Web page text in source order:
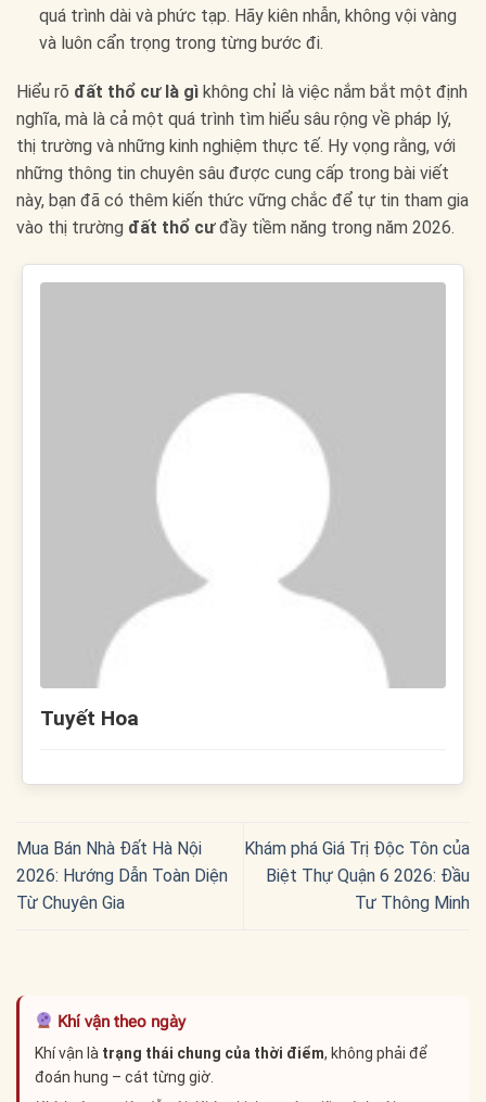
quá trình dài và phức tạp. Hãy kiên nhẫn, không vội vàng
và luôn cẩn trọng trong từng bước đi.
Hiểu rõ đất thổ cư là gì không chỉ là việc nắm bắt một định
nghĩa, mà là cả một quá trình tìm hiểu sâu rộng về pháp lý,
thị trường và những kinh nghiệm thực tế. Hy vọng rằng, với
những thông tin chuyên sâu được cung cấp trong bài viết
này, bạn đã có thêm kiến thức vững chắc để tự tin tham gia
vào thị trường đất thổ cưđầy tiềm năng trong năm 2026.
Tuyết Hoa
Mua Bán Nhà Đất Hà Nội
2026: Hướng Dẫn Toàn Diện
Từ Chuyên Gia
Khám phá Giá Trị Độc Tôn của
Biệt Thự Quận 6 2026: Đầu
Tư Thông Minh
Khí vận theo ngày
Khí vận là trạng thái chung của thời điểm, không phải để
đoán hung – cát từng giờ.